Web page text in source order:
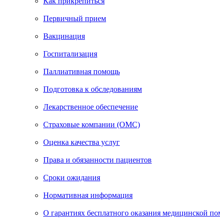
Первичный прием
Вакцинация
Госпитализация
Паллиативная помощь
Подготовка к обследованиям
Лекарственное обеспечение
Страховые компании (ОМС)
Оценка качества услуг
Права и обязанности пациентов
Сроки ожидания
Нормативная информация
О гарантиях бесплатного оказания медицинской